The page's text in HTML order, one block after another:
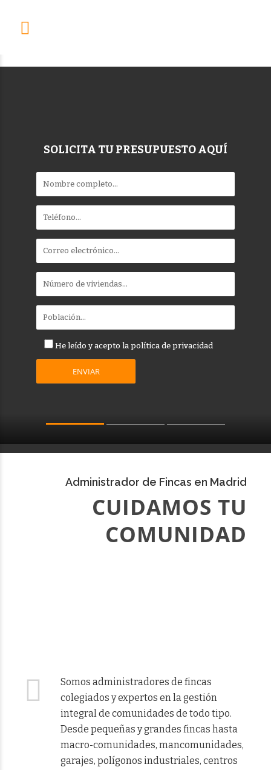
SOLICITA TU PRESUPUESTO AQUÍ
He leído y acepto la política de privacidad
Administrador de Fincas en Madrid
CUIDAMOS TU
COMUNIDAD
Somos administradores de fincas
colegiados y expertos en la gestión
integral de comunidades de todo tipo.
Desde pequeñas y grandes fincas hasta
macro-comunidades, mancomunidades,
garajes, polígonos industriales, centros